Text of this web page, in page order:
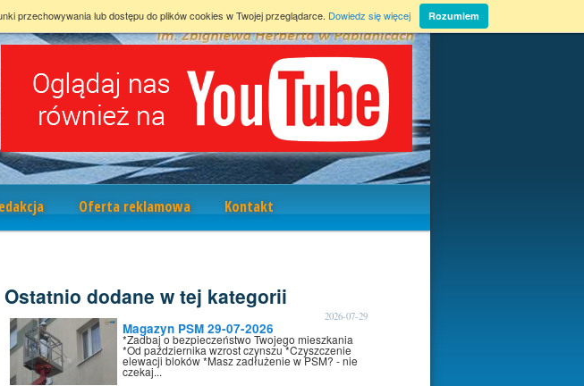
Oferta reklamowa Kontakt
Ostatnio dodane w tej kategorii
Magazyn PSM 29-07-2026
2026-07-29
*Zadbaj o bezpieczeństwo Twojego mieszkania
*Od października wzrost czynszu *Czyszczenie
elewacji bloków *Masz zadłużenie w PSM? - nie
czekaj...
przechowywania lub dostępu do plików cookies w Twojej przeglądarce. Dowiedz się więcej Rozumiem